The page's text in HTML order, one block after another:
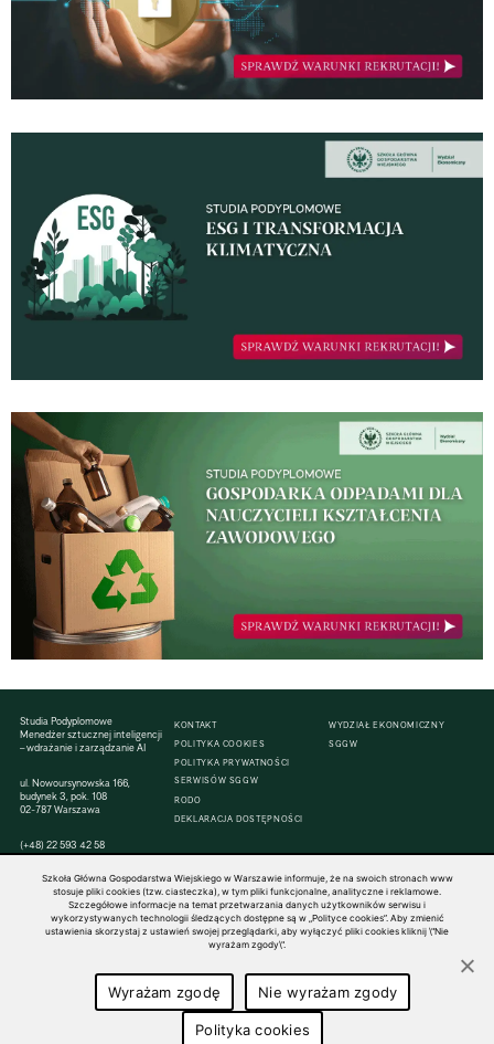
Studia Podyplomowe
Menedżer sztucznej inteligencji
– wdrażanie i zarządzanie AI
ul. Nowoursynowska 166,
budynek 3, pok. 108
02-787 Warszawa
(+48) 22 593 42 58
KONTAKT
POLITYKA COOKIES
POLITYKA PRYWATNOŚCI
SERWISÓW SGGW
RODO
DEKLARACJA DOSTĘPNOŚCI
WYDZIAŁ EKONOMICZNY
SGGW
© 1816–2026 SGGW — ALL RIGHTS RESERVED
Szkoła Główna Gospodarstwa Wiejskiego w Warszawie informuje, że na swoich stronach www
stosuje pliki cookies (tzw. ciasteczka), w tym pliki funkcjonalne, analityczne i reklamowe.
Szczegółowe informacje na temat przetwarzania danych użytkowników serwisu i
wykorzystywanych technologii śledzących dostępne są w „Polityce cookies”. Aby zmienić
ustawienia skorzystaj z ustawień swojej przeglądarki, aby wyłączyć pliki cookies kliknij \"Nie
wyrażam zgody\".
Wyrażam zgodę Nie wyrażam zgody
Polityka cookies